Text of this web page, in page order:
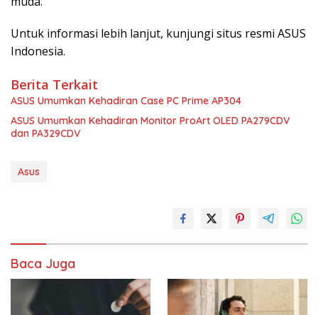
Untuk informasi lebih lanjut, kunjungi situs resmi ASUS
Indonesia.
Berita Terkait
ASUS Umumkan Kehadiran Case PC Prime AP304
ASUS Umumkan Kehadiran Monitor ProArt OLED PA279CDV
dan PA329CDV
Asus
Baca Juga